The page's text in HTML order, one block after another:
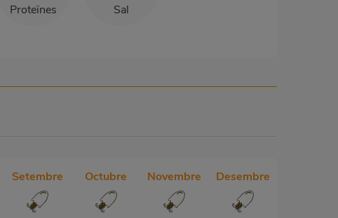
Proteïnes Sal
Setembre Octubre Novembre Desembre